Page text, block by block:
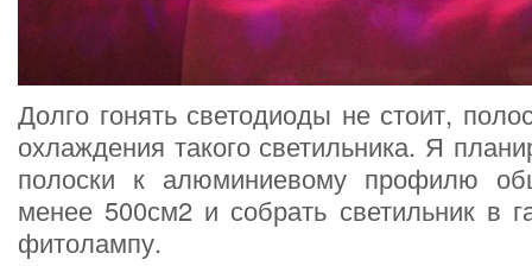
Долго гонять светодиоды не стоит,
охлаждения такого светильника. Я
полоски к алюминиевому профилю
менее 500см2 и собрать светильник в
фитолампу.